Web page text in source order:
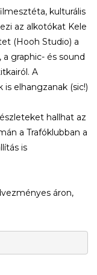
kulturális
az alkotókat Kele
(Hooh Studio) a
graphic- és sound
A
elhangzanak (sic!)
hallhat az
a Trafóklubban a
is
áron,